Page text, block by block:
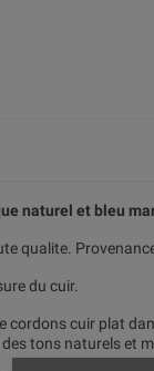
naturel et bleu
qualite.
du cuir.
cordons cuir plat
tons naturels et